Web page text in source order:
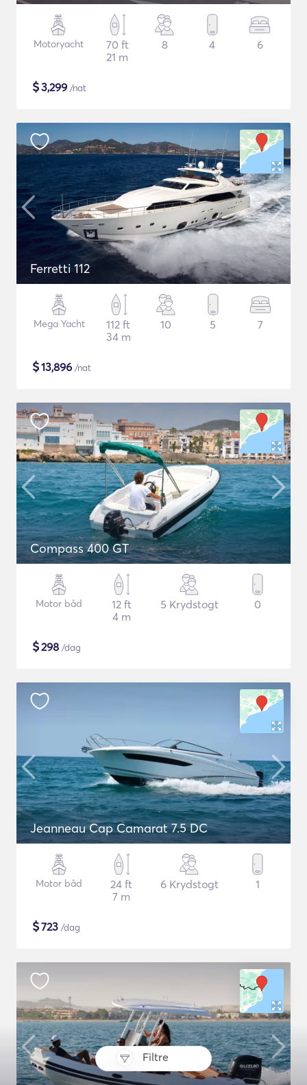
Filtre
Motoryacht
70 ft
21 m
8 4 6
$3,299 /nat
Ferretti 112
Mega Yacht
112 ft
34 m
10 5 7
$13,896 /nat
Compass 400 GT
Motor båd
12 ft
4 m
5 Krydstogt 0
$298 /dag
Jeanneau Cap Camarat 7.5 DC
Motor båd
24 ft
7 m
6 Krydstogt 1
$723 /dag